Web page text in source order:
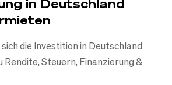
in Deutschland
die Investition in Deutschland
Rendite, Steuern, Finanzierung &